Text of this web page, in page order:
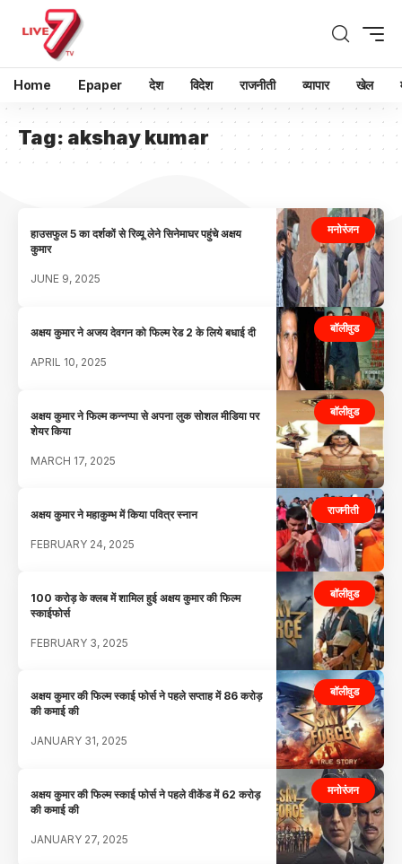
Home Epaper देश विदेश राजनीती व्यापार खेल
Tag: akshay kumar
मनोरंजन
हाउसफुल 5 का दर्शकों से रिव्यू लेने सिनेमाघर पहुंचे अक्षय
कुमार
JUNE 9, 2025
बॉलीवुड
अक्षय कुमार ने अजय देवगन को फिल्म रेड 2 के लिये बधाई दी
APRIL 10, 2025
बॉलीवुड
अक्षय कुमार ने फिल्म कन्नप्पा से अपना लुक सोशल मीडिया पर
शेयर किया
MARCH 17, 2025
राजनीती
अक्षय कुमार ने महाकुम्भ में किया पवित्र स्नान
FEBRUARY 24, 2025
बॉलीवुड
100 करोड़ के क्लब में शामिल हुई अक्षय कुमार की फिल्म
स्काईफोर्स
FEBRUARY 3, 2025
बॉलीवुड
अक्षय कुमार की फिल्म स्काई फोर्स ने पहले सप्ताह में 86 करोड़
की कमाई की
JANUARY 31, 2025
मनोरंजन
अक्षय कुमार की फिल्म स्काई फोर्स ने पहले वीकेंड में 62 करोड़
की कमाई की
JANUARY 27, 2025